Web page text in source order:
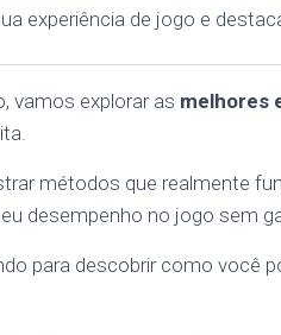
experiência de jogo e
vamos explorar as melhores
métodos que realmente
desempenho no jogo sem
para descobrir como você